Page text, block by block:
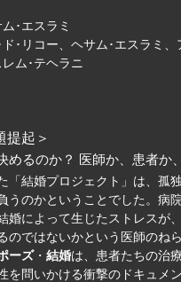
･エスラミ
･リコー、ヘサム･エスラミ
ム･テヘラニ
提起＞
めるのか？ 医師か、患者か
「結婚プロジェクト」は、孤
うのかということでした。
婚によって生じたストレスが
のではないかという医師のね
ーズ・結婚は、患者たちの治
問いかける衝撃のドキュメ